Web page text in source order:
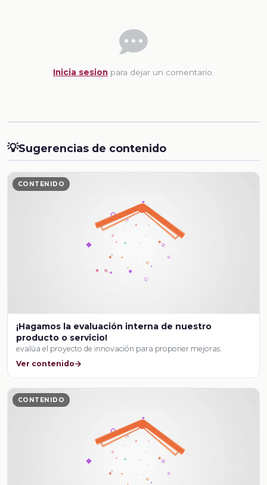
Inicia sesion para dejar un comentario.
💡Sugerencias de contenido
CONTENIDO
¡Hagamos la evaluación interna de nuestro
producto o servicio!
evalúa el proyecto de innovación para proponer mejoras.
Ver contenido
CONTENIDO